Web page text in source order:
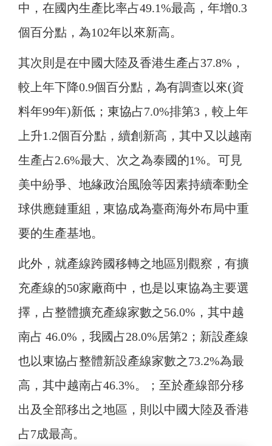
中，在國內生產比率占49.1%最高，年增0.3
個百分點，為102年以來新高。
其次則是在中國大陸及香港生產占37.8%，
較上年下降0.9個百分點，為有調查以來(資
料年99年)新低；東協占7.0%排第3，較上年
上升1.2個百分點，續創新高，其中又以越南
生產占2.6%最大、次之為泰國的1%。可見
美中紛爭、地緣政治風險等因素持續牽動全
球供應鏈重組，東協成為臺商海外布局中重
要的生產基地。
此外，就產線跨國移轉之地區別觀察，有擴
充產線的50家廠商中，也是以東協為主要選
擇，占整體擴充產線家數之56.0%，其中越
南占 46.0%，我國占28.0%居第2；新設產線
也以東協占整體新設產線家數之73.2%為最
高，其中越南占46.3%。；至於產線部分移
出及全部移出之地區，則以中國大陸及香港
占7成最高。